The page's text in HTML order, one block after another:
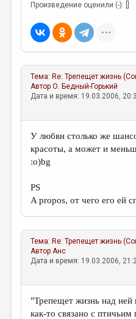
ЛИТЕРАТУРОВЕДЕНИЕ
КУЛЬТУРОВЕДЕНИЕ
ПУБЛИЦИСТИКА
РЕЦЕНЗИРОВАНИЕ
ЦИКЛЫ ПУБЛИКАЦИЙ
МЕДИА
ВКОНТАКТЕ
Произведение оценили (-): []
Тема: Re: Трепещет жизнь
АвторО. Бедный-Горький
Дата и время: 19.03.2006,
У любви столько же
красоты, а может и
:о)bg
PS
A propos, от чего его ей
Тема: Re: Трепещет жизнь
АвторАнс
Дата и время: 19.03.2006,
"Трепещет жизнь над
как-то связано с птичьим